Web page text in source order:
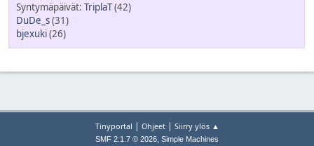
TriplaT(42)
DuDe_s(31)
bjexuki(26)
Tinyportal | Ohjeet| Siirry ylös ▲
SMF 2.1.7 © 2026, Simple Machines